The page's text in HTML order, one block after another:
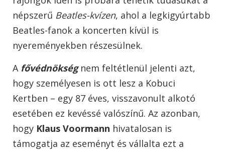
népszerű Beatles-kvízen, ahol a legkigyúrtabb
Beatles-fanok a koncerten kívül is
nyereményekben részesülnek.
Afővédnökségnem feltétlenül jelenti azt,
hogy személyesen is ott lesz a Kobuci
Kertben – egy 87 éves, visszavonult alkotó
esetében ez kevéssé valószínű. Az azonban,
hogy Klaus Voormann hivatalosan is
támogatja az eseményt és vállalta ezt a